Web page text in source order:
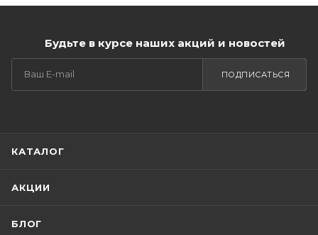
Будьте в курсе наших акций и новостей
ПОДПИСАТЬСЯ
КАТАЛОГ
АКЦИИ
БЛОГ